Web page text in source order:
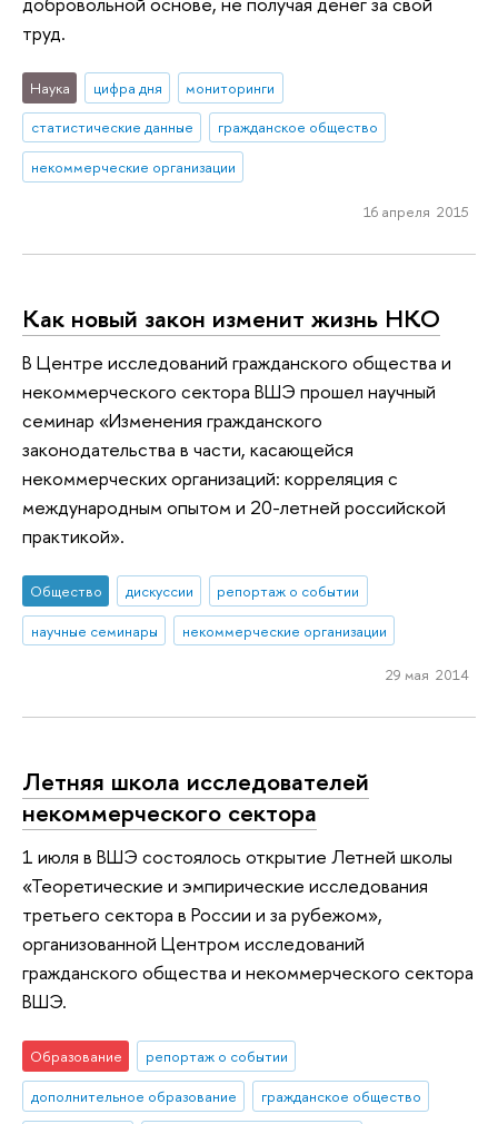
труд.
Наука цифра дня
мониторинги
статистические данные
гражданское общество
некоммерческие организации
16 апреля 2015
Как новый закон изменит жизнь НКО
В Центре исследований гражданского общества и
некоммерческого сектора ВШЭ прошел научный
семинар «Изменения гражданского
законодательства в части, касающейся
некоммерческих организаций: корреляция с
международным опытом и 20-летней российской
практикой».
Общество дискуссии
репортаж о событии
научные семинары
некоммерческие организации
29 мая 2014
Летняя школа исследователей
некоммерческого сектора
1 июля в ВШЭ состоялось открытие Летней школы
«Теоретические и эмпирические исследования
третьего сектора в России и за рубежом»,
организованной Центром исследований
гражданского общества и некоммерческого сектора
ВШЭ.
Образование
репортаж о событии
дополнительное образование
гражданское общество